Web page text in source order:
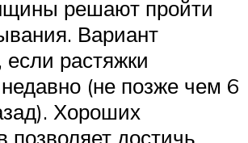
решают пройти
Вариант
растяжки
(не позже чем 6
Хороших
позволяет достичь